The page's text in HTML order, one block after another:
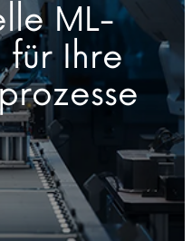
ML-
für Ihre